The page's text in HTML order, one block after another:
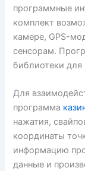
программные
комплект
камере, GPS-
сенсорам.
библиотеки
Для
программа
нажатия,
координаты
информацию
данные и